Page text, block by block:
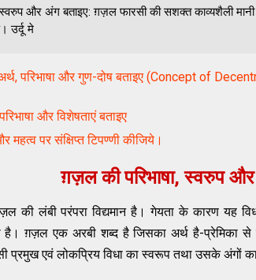
स्वरुप और अंग बताइए: ग़ज़ल फारसी की सशक्त काव्यशैली
उर्दू मे
परिभाषा और गुण-दोष बताइए (Concept of
और विशेषताएं बताइए
महत्व पर संक्षिप्त टिपण्णी कीजिये।
ग़ज़ल की परिभाषा, स्वरुप
की लंबी परंपरा विद्यमान है। गेयता के कारण यह
है। ग़ज़ल एक अरबी शब्द है जिसका अर्थ है-प्रेमिका
प्रमुख एवं लोकप्रिय विधा का स्वरूप तथा उसके अंगों